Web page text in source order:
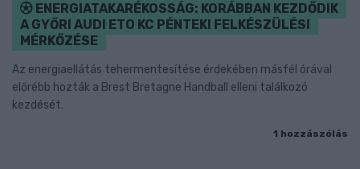
ENERGIATAKARÉKOSSÁG: KORÁBBAN KEZDŐDIK
A GYŐRI AUDI ETO KC PÉNTEKI FELKÉSZÜLÉSI
MÉRKŐZÉSE
Az energiaellátás tehermentesítése érdekében másfél órával
előrébb hozták a Brest Bretagne Handball elleni találkozó
kezdését.
1 hozzászólás